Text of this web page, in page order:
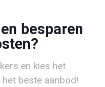
besparen
en kies het
beste aanbod!